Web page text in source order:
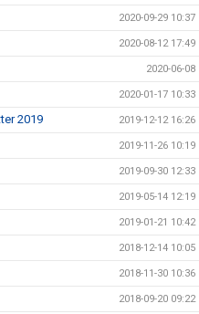
2020-09-29 10:37
2020-08-12 17:49
2020-06-08
2020-01-17 10:33
2019 2019-12-12 16:26
2019-11-26 10:19
2019-09-30 12:33
2019-05-14 12:19
2019-01-21 10:42
2018-12-14 10:05
2018-11-30 10:36
2018-09-20 09:22